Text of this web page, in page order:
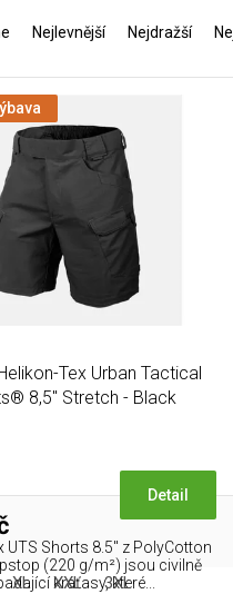
Nejlevnější Nejdražší
Tex Urban Tactical
8,5" Stretch - Black
Detail
UTS Shorts 8.5" z PolyCotton
(220 g/m²) jsou civilně
kraťasy, které...
XL XXL 3XL